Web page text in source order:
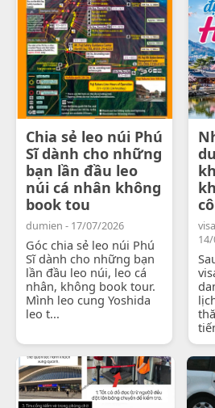
Chia sẻ leo núi Phú
Sĩ dành cho những
bạn lần đầu leo
núi cá nhân không
book tou
dumien - 17/07/2026
Góc chia sẻ leo núi Phú
Sĩ dành cho những bạn
lần đầu leo núi, leo cá
nhân, không book tour.
Mình leo cung Yoshida
leo t...